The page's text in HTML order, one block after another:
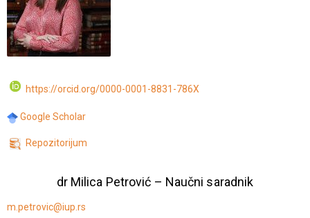
https://orcid.org/0000-0001-8831-786X
Google Scholar
Repozitorijum
dr Milica Petrović – Naučni saradnik
m.petrovic@iup.rs